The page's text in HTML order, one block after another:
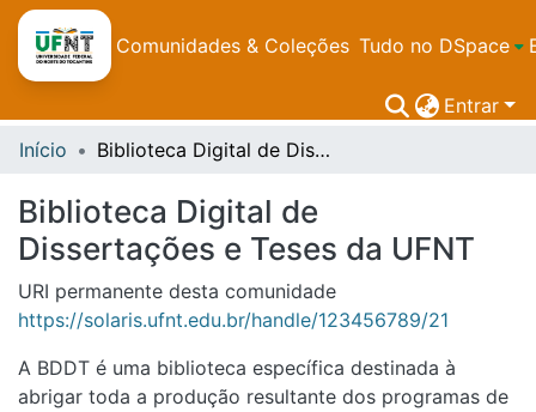
Comunidades & Coleções Tudo no DSpace
Entrar
Início
Biblioteca Digital de Dissertações e Teses da UFNT
Biblioteca Digital de
Dissertações e Teses da UFNT
URI permanente desta comunidade
https://solaris.ufnt.edu.br/handle/123456789/21
A BDDT é uma biblioteca específica destinada à
abrigar toda a produção resultante dos programas de